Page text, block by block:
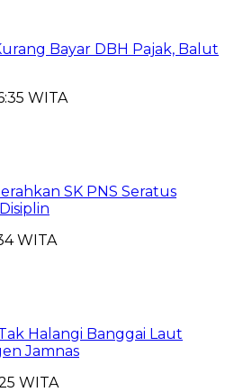
Bayar DBH Pajak, Balut
WITA
SK PNS Seratus
WITA
Halangi Banggai Laut
Jamnas
WITA